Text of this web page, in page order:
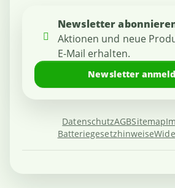
Newsletter
Aktionen und neue
E-Mail erhalten.
Newsletter
DatenschutzAGBSitemap
Batteriegesetzhinweise